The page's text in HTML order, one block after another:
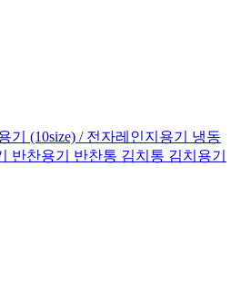
기 (10size) / 전자레인지용기 냉동
반찬용기 반찬통 김치통 김치용기